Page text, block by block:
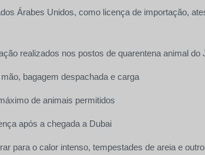
Árabes Unidos, como licença de importação,
realizados nos postos de quarentena animal do
bagagem despachada e carga
de animais permitidos
após a chegada a Dubai
para o calor intenso, tempestades de areia e